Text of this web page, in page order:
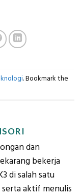
. Bookmark the
dan
bekerja
di salah satu
serta aktif menulis